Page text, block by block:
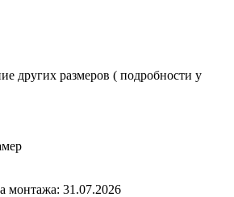
других размеров ( подробности у
монтажа: 31.07.2026